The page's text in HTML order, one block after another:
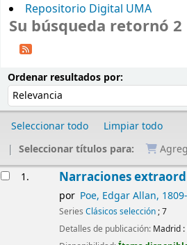
Repositorio Digital UMA
Su búsqueda retornó
Ordenar resultados por:
Seleccionar todo
Limpiar todo
Seleccionar títulos para:
1. Narraciones
por Poe, Edgar Allan,
Series Clásicos selección; 7
Detalles de publicación: Madrid :